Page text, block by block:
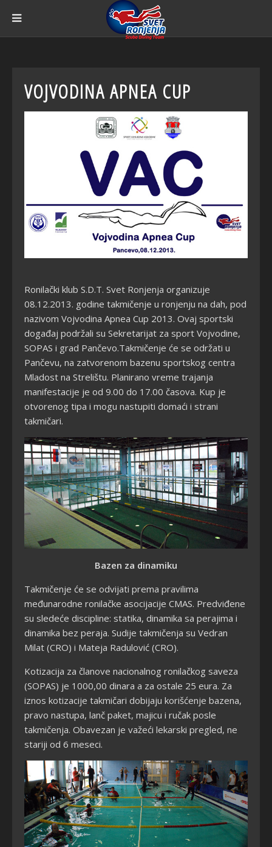
VOJVODINA APNEA CUP
Ronilački klub S.D.T. Svet Ronjenja organizuje
08.12.2013. godine takmičenje u ronjenju na dah, pod
nazivom Vojvodina Apnea Cup 2013. Ovaj sportski
događaj podržali su Sekretarijat za sport Vojvodine,
SOPAS i grad Pančevo.Takmičenje će se održati u
Pančevu, na zatvorenom bazenu sportskog centra
Mladost na Strelištu. Planirano vreme trajanja
manifestacije je od 9.00 do 17.00 časova. Kup je
otvorenog tipa i mogu nastupiti domaći i strani
takmičari.
Bazen za dinamiku
Takmičenje će se odvijati prema pravilima
međunarodne ronilačke asocijacije CMAS. Predviđene
su sledeće discipline: statika, dinamika sa perajima i
dinamika bez peraja. Sudije takmičenja su Vedran
Milat (CRO) i Mateja Radulović (CRO).
Kotizacija za članove nacionalnog ronilačkog saveza
(SOPAS) je 1000,00 dinara a za ostale 25 eura. Za
iznos kotizacije takmičari dobijaju korišćenje bazena,
pravo nastupa, lanč paket, majicu i ručak posle
takmičenja. Obavezan je važeći lekarski pregled, ne
stariji od 6 meseci.